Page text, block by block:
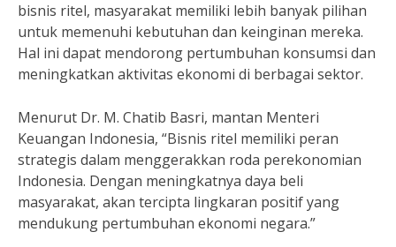
bisnis ritel, masyarakat memiliki lebih banyak pilihan
untuk memenuhi kebutuhan dan keinginan mereka.
Hal ini dapat mendorong pertumbuhan konsumsi dan
meningkatkan aktivitas ekonomi di berbagai sektor.
Menurut Dr. M. Chatib Basri, mantan Menteri
Keuangan Indonesia, “Bisnis ritel memiliki peran
strategis dalam menggerakkan roda perekonomian
Indonesia. Dengan meningkatnya daya beli
masyarakat, akan tercipta lingkaran positif yang
mendukung pertumbuhan ekonomi negara.”